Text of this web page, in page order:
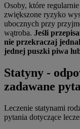
Osoby, które
zwiększone ryzyko
ubocznych przy
wątroba. Jeśli
nie przekraczaj
jednej puszki piwa
Statyny -
zadawane
Leczenie statynami
pytania dotyczące